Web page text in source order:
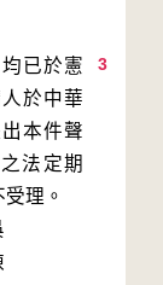
3
已於憲
於中華
本件聲
法定期
理。